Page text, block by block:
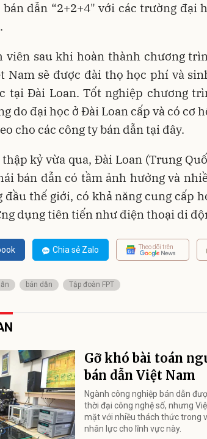
dẫn “2+2+4" với các trường đại
viên sau khi hoàn thành chương
Nam sẽ được đài thọ học phí và
tại Đài Loan. Tốt nghiệp chương
do đại học ở Đài Loan cấp và có cơ
cho các công ty bán dẫn tại đây.
kỷ vừa qua, Đài Loan (Trung
bán dẫn có tầm ảnh hưởng và
đầu thế giới, có khả năng cung cấp
dụng tiên tiến như điện thoại di
Chia sẻ Zalo Theo dõi trên
bán dẫn Tập đoàn FPT
Gỡ khó bài toán
bán dẫn Việt Nam
Ngành công nghiệp bán dẫn
thời đại công nghệ số, nhưng
mặt với nhiều thách thức trong
nhân lực cho lĩnh vực này.